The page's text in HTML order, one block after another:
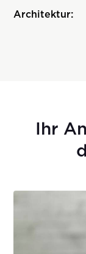
Architektur:
Ihr